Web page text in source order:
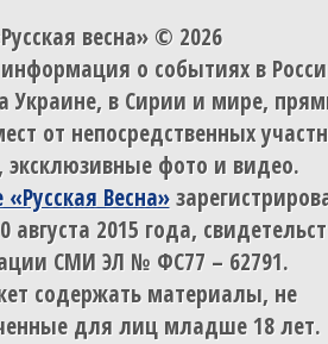
весна» © 2026
о событиях в
Украине, в Сирии и мире,
от непосредственных
эксклюзивные фото и видео.
Весна»
августа 2015 года,
СМИ ЭЛ № ФС77 – 62791.
содержать материалы, не
для лиц младше 18 лет.